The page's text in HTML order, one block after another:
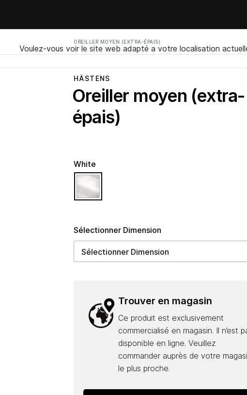
OREILLER MOYEN (EXTRA-ÉPAIS)
Voulez-vous voir le site web adapté a votre localisation
HÄSTENS
Oreiller moyen (extra-
épais)
Sélectionner Dimension
White
Trouver en magasin
Ce produit est exclusivement
commercialisé en magasin. Il n’est
disponible en ligne. Veuillez
commander auprès de votre
le plus proche.